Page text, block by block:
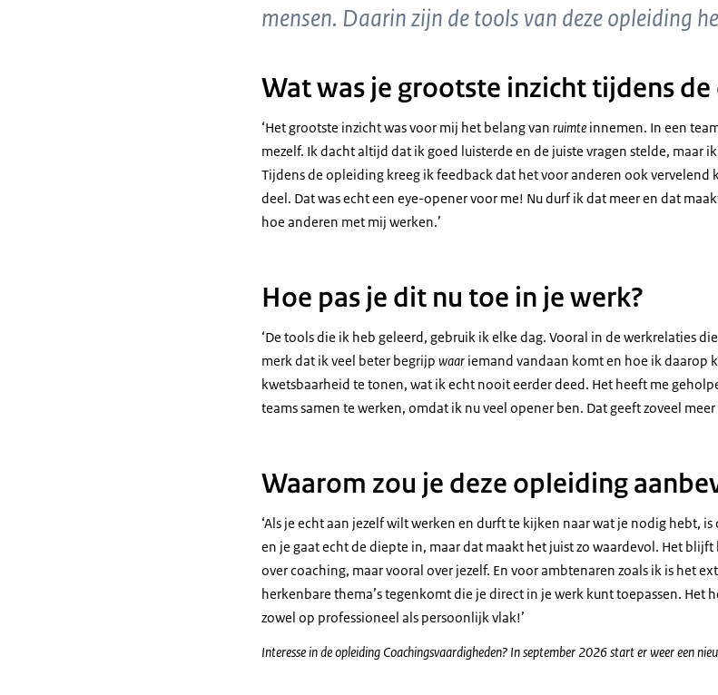
mensen. Daarin zijn de tools van deze opleiding
Wat was je grootste inzicht tijdens
‘Het grootste inzicht was voor mij het belang van ruimte innemen. In een
mezelf. Ik dacht altijd dat ik goed luisterde en de juiste vragen stelde, maar
Tijdens de opleiding kreeg ik feedback dat het voor anderen ook vervelend
deel. Dat was echt een eye-opener voor me! Nu durf ik dat meer en dat
hoe anderen met mij werken.’
Hoe pas je dit nu toe in je werk?
‘De tools die ik heb geleerd, gebruik ik elke dag. Vooral in de werkrelaties
merk dat ik veel beter begrijp waar iemand vandaan komt en hoe ik daarop
kwetsbaarheid te tonen, wat ik echt nooit eerder deed. Het heeft me
teams samen te werken, omdat ik nu veel opener ben. Dat geeft zoveel
Waarom zou je deze opleiding
‘Als je echt aan jezelf wilt werken en durft te kijken naar wat je nodig hebt,
en je gaat echt de diepte in, maar dat maakt het juist zo waardevol. Het
over coaching, maar vooral over jezelf. En voor ambtenaren zoals ik is het
herkenbare thema’s tegenkomt die je direct in je werk kunt toepassen. Het
zowel op professioneel als persoonlijk vlak!’
Interesse in de opleiding Coachingsvaardigheden? In september 2026 start er weer een